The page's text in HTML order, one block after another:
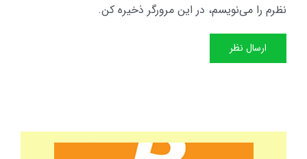
نظرم را می‌نویسم، در این مرورگر ذخیره کن.